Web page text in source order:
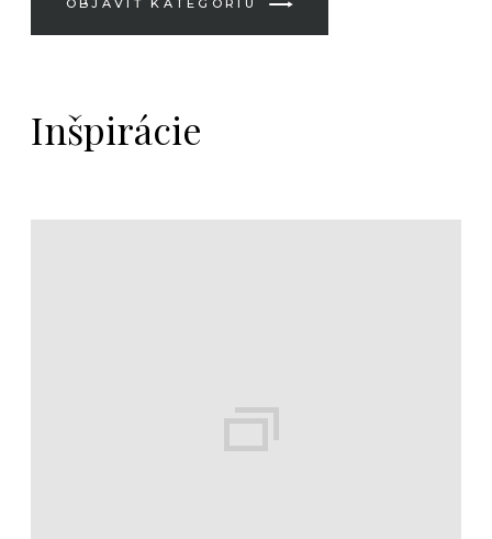
Inšpirácie